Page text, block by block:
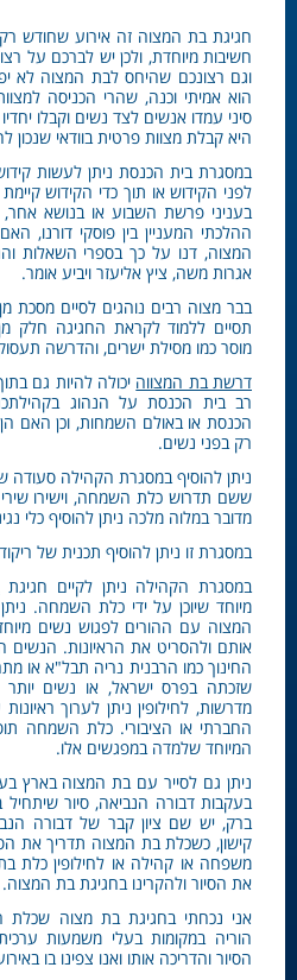
חגיגת בת המצוה זה אירוע שחודש
חשיבות מיוחדת, ולכן יש לברכם על
וגם רצונכם שהיחס לבת המצוה לא
הוא אמיתי וכנה, שהרי הכניסה
סיני עמדו אנשים לצד נשים וקבלו
היא קבלת מצוות פרטית בוודאי שנכון
במסגרת בית הכנסת ניתן לעשות
לפני הקידוש או תוך כדי הקידוש
בעניני פרשת השבוע או בנושא
ההלכתי המעניין בין פוסקי דורנו,
המצוה, דנו על כך בספרי השאלות
אגרות משה, ציץ אליעזר ויביע אומר.
בבר מצוה רבים נוהגים לסיים
תסיים ללמוד לקראת החגיגה חלק
מוסר כמו מסילת ישרים, והדרשה
דרשת בת המצווה יכולה להיות גם
רב בית הכנסת על הנהוג
הכנסת או באולם השמחות, וכן האם הן
רק בפני נשים.
ניתן להוסיף במסגרת הקהילה סעודה
ששם תדרוש כלת השמחה, וישירו
מדובר במלוה מלכה ניתן להוסיף כלי
במסגרת זו ניתן להוסיף תכנית של
במסגרת הקהילה ניתן לקיים חגיגת
מיוחד שיוכן על ידי כלת השמחה.
המצוה עם ההורים לפגוש נשים
אותם ולהסריט את הראיונות. הנשים
החינוך כמו הרבנית נריה תבל"א או
שזכתה בפרס ישראל, או נשים יותר
מדרשות, לחילופין ניתן לערוך
החברתי או הציבורי. כלת השמחה
המיוחד שלמדה במפגשים אלו.
ניתן גם לסייר עם בת המצוה בארץ
בעקבות דבורה הנביאה, סיור
ברק, יש שם ציון קבר של דבורה
קישון, כשכלת בת המצוה תדריך את
משפחה או קהילה או לחילופין כלת
את הסיור ולהקרינו בחגיגת בת המצוה.
אני נכחתי בחגיגת בת מצוה שכלת
הוריה במקומות בעלי משמעות
הסיור והדריכה אותו ואנו צפינו בו